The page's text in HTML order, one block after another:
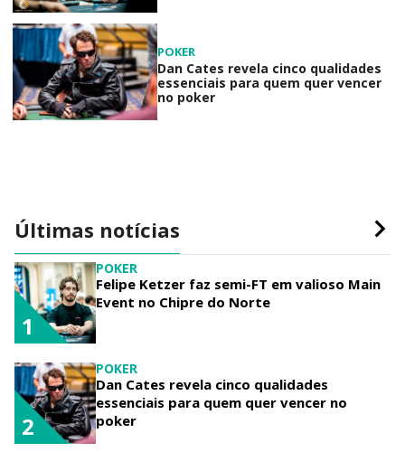
POKER
Dan Cates revela cinco qualidades
essenciais para quem quer vencer
no poker
Últimas notícias
POKER
Felipe Ketzer faz semi-FT em valioso Main
Event no Chipre do Norte
1
POKER
Dan Cates revela cinco qualidades
essenciais para quem quer vencer no
poker
2